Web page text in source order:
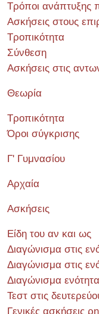
Τρόποι ανάπτυξης
Ασκήσεις στους
Τροπικότητα
Σύνθεση
Ασκήσεις στις
Θεωρία
Τροπικότητα
Όροι σύγκρισης
Γ' Γυμνασίου
Αρχαία
Ασκήσεις
Είδη του αν και ως
Διαγώνισμα στις
Διαγώνισμα στις
Διαγώνισμα
Τεστ στις
Γενικές ασκήσεις